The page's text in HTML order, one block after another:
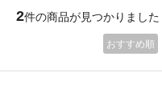
2件の商品が見つかりました
おすすめ順